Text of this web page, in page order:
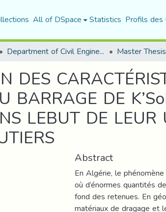
All of DSpace Statistics Profils des
Department of Civil Engineering Master Thesis
DES
BARRAGE DE
LEBUT DE
Abstract
En Algérie, le
où d’énormes quantités
fond des retenues. En
matériaux de dragage et